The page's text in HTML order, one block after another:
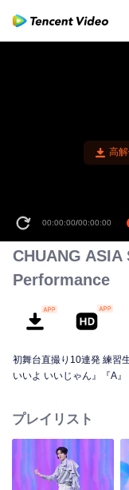
高
00:00:00/00:02:41
CHUANG
Performance
初舞台直撮り10連発 練習
いいよ いいじゃん』『A
プレイリスト